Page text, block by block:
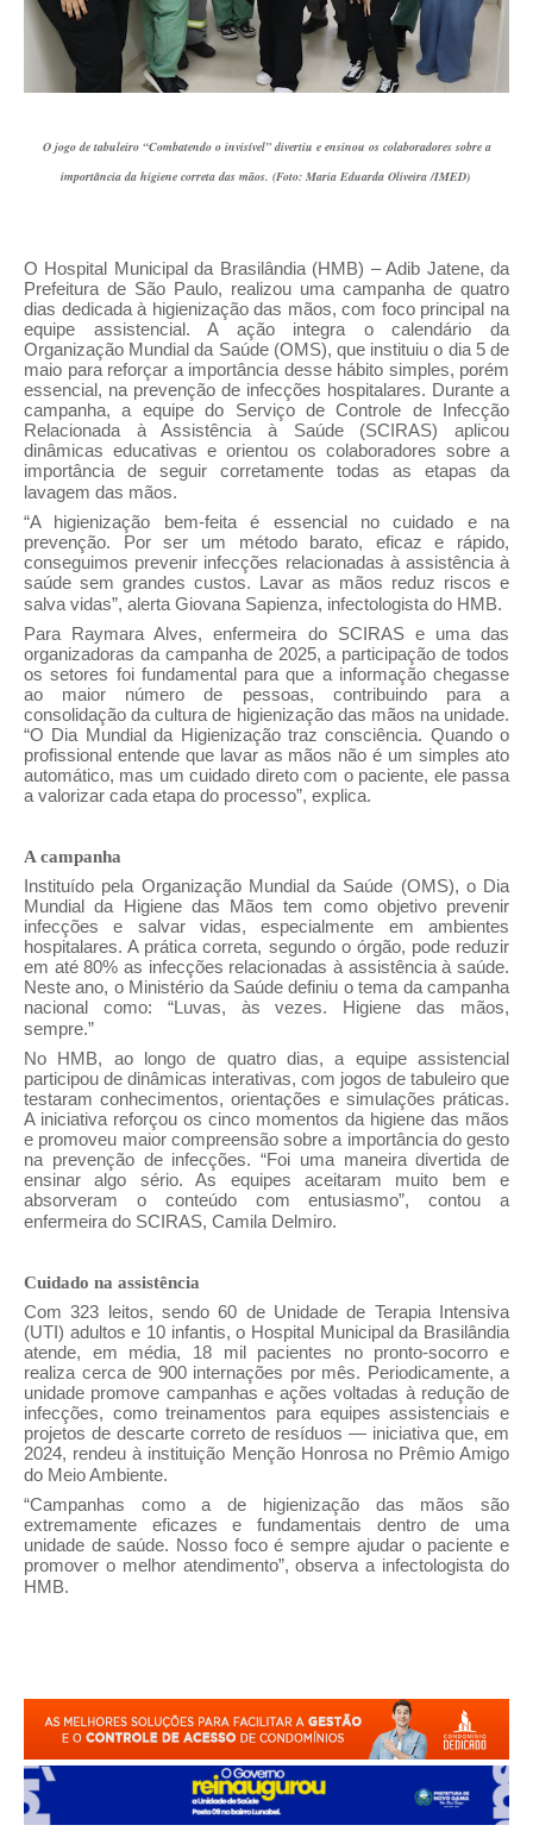
O jogo de tabuleiro “Combatendo o invisível” divertiu e ensinou os colaboradores sobre a
importância da higiene correta das mãos. (Foto: Maria Eduarda Oliveira /IMED)
O Hospital Municipal da Brasilândia (HMB) – Adib Jatene, da
Prefeitura de São Paulo, realizou uma campanha de quatro
dias dedicada à higienização das mãos, com foco principal na
equipe assistencial. A ação integra o calendário da
Organização Mundial da Saúde (OMS), que instituiu o dia 5 de
maio para reforçar a importância desse hábito simples, porém
essencial, na prevenção de infecções hospitalares. Durante a
campanha, a equipe do Serviço de Controle de Infecção
Relacionada à Assistência à Saúde (SCIRAS) aplicou
dinâmicas educativas e orientou os colaboradores sobre a
importância de seguir corretamente todas as etapas da
lavagem das mãos.
“A higienização bem-feita é essencial no cuidado e na
prevenção. Por ser um método barato, eficaz e rápido,
conseguimos prevenir infecções relacionadas à assistência à
saúde sem grandes custos. Lavar as mãos reduz riscos e
salva vidas”, alerta Giovana Sapienza, infectologista do HMB.
Para Raymara Alves, enfermeira do SCIRAS e uma das
organizadoras da campanha de 2025, a participação de todos
os setores foi fundamental para que a informação chegasse
ao maior número de pessoas, contribuindo para a
consolidação da cultura de higienização das mãos na unidade.
“O Dia Mundial da Higienização traz consciência. Quando o
profissional entende que lavar as mãos não é um simples ato
automático, mas um cuidado direto com o paciente, ele passa
a valorizar cada etapa do processo”, explica.
A campanha
Instituído pela Organização Mundial da Saúde (OMS), o Dia
Mundial da Higiene das Mãos tem como objetivo prevenir
infecções e salvar vidas, especialmente em ambientes
hospitalares. A prática correta, segundo o órgão, pode reduzir
em até 80% as infecções relacionadas à assistência à saúde.
Neste ano, o Ministério da Saúde definiu o tema da campanha
nacional como: “Luvas, às vezes. Higiene das mãos,
sempre.”
No HMB, ao longo de quatro dias, a equipe assistencial
participou de dinâmicas interativas, com jogos de tabuleiro que
testaram conhecimentos, orientações e simulações práticas.
A iniciativa reforçou os cinco momentos da higiene das mãos
e promoveu maior compreensão sobre a importância do gesto
na prevenção de infecções. “Foi uma maneira divertida de
ensinar algo sério. As equipes aceitaram muito bem e
absorveram o conteúdo com entusiasmo”, contou a
enfermeira do SCIRAS, Camila Delmiro.
Cuidado na assistência
Com 323 leitos, sendo 60 de Unidade de Terapia Intensiva
(UTI) adultos e 10 infantis, o Hospital Municipal da Brasilândia
atende, em média, 18 mil pacientes no pronto-socorro e
realiza cerca de 900 internações por mês. Periodicamente, a
unidade promove campanhas e ações voltadas à redução de
infecções, como treinamentos para equipes assistenciais e
projetos de descarte correto de resíduos — iniciativa que, em
2024, rendeu à instituição Menção Honrosa no Prêmio Amigo
do Meio Ambiente.
“Campanhas como a de higienização das mãos são
extremamente eficazes e fundamentais dentro de uma
unidade de saúde. Nosso foco é sempre ajudar o paciente e
promover o melhor atendimento”, observa a infectologista do
HMB.